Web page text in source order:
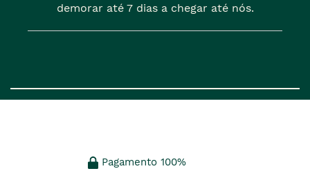
demorar até 7 dias a chegar até nós.
Pagamento 100%